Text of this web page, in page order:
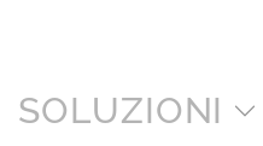
SOLUZIONI